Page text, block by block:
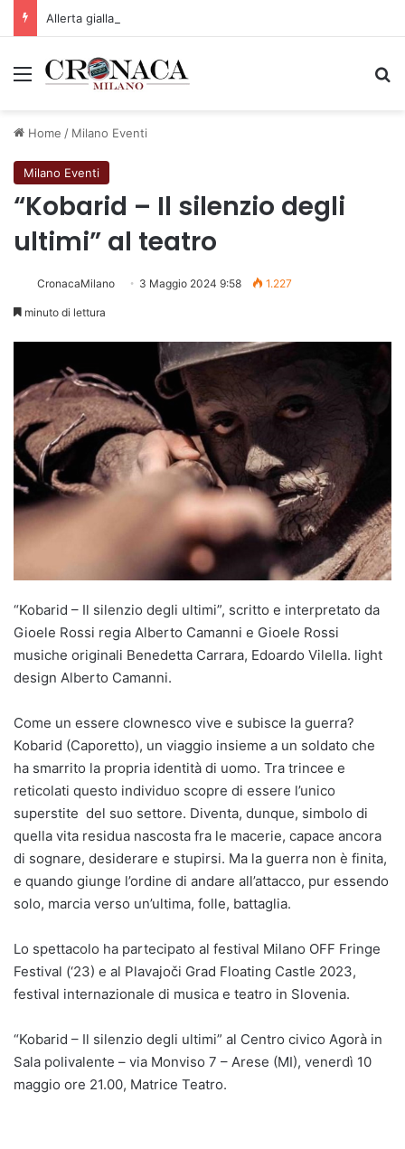
Allerta gialla per rischio temporali a partire dalle ore 18
Menu
Home / Milano Eventi
Milano Eventi
“Kobarid – Il silenzio degli
ultimi” al teatro
CronacaMilano 3 Maggio 2024 9:58 1.227
minuto di lettura
“Kobarid – Il silenzio degli ultimi”, scritto e interpretato da
Gioele Rossi regia Alberto Camanni e Gioele Rossi
musiche originali Benedetta Carrara, Edoardo Vilella. light
design Alberto Camanni.
Come un essere clownesco vive e subisce la guerra?
Kobarid (Caporetto), un viaggio insieme a un soldato che
ha smarrito la propria identità di uomo. Tra trincee e
reticolati questo individuo scopre di essere l’unico
superstite del suo settore. Diventa, dunque, simbolo di
quella vita residua nascosta fra le macerie, capace ancora
di sognare, desiderare e stupirsi. Ma la guerra non è finita,
e quando giunge l’ordine di andare all’attacco, pur essendo
solo, marcia verso un’ultima, folle, battaglia.
Lo spettacolo ha partecipato al festival Milano OFF Fringe
Festival (‘23) e al Plavajoči Grad Floating Castle 2023,
festival internazionale di musica e teatro in Slovenia.
“Kobarid – Il silenzio degli ultimi” al Centro civico Agorà in
Sala polivalente – via Monviso 7 – Arese (MI), venerdì 10
maggio ore 21.00, Matrice Teatro.